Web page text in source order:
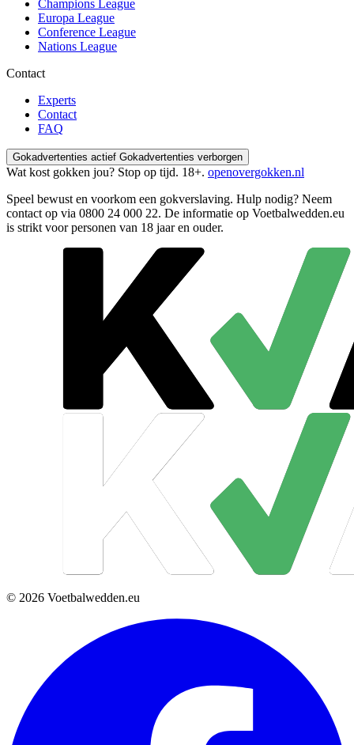
Champions League
Europa League
Conference League
Nations League
Contact
Experts
Contact
FAQ
Gokadvertenties actief Gokadvertenties verborgen
Wat kost gokken jou? Stop op tijd. 18+. openovergokken.nl
Speel bewust en voorkom een gokverslaving. Hulp nodig? Neem
contact op via 0800 24 000 22. De informatie op Voetbalwedden.eu
is strikt voor personen van 18 jaar en ouder.
© 2026 Voetbalwedden.eu